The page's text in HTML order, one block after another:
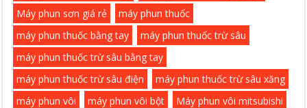
Máy phun sơn giá rẻ
máy phun thuốc
máy phun thuốc bằng tay
máy phun thuốc trừ sâu
máy phun thuốc trừ sâu bằng tay
máy phun thuốc trừ sâu điện
máy phun thuốc trừ sâu xăng
máy phun vôi
máy phun vôi bột
Máy phun vôi mitsubishi